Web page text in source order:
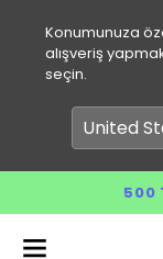
Konumunuza
alışveriş
seçin.
500